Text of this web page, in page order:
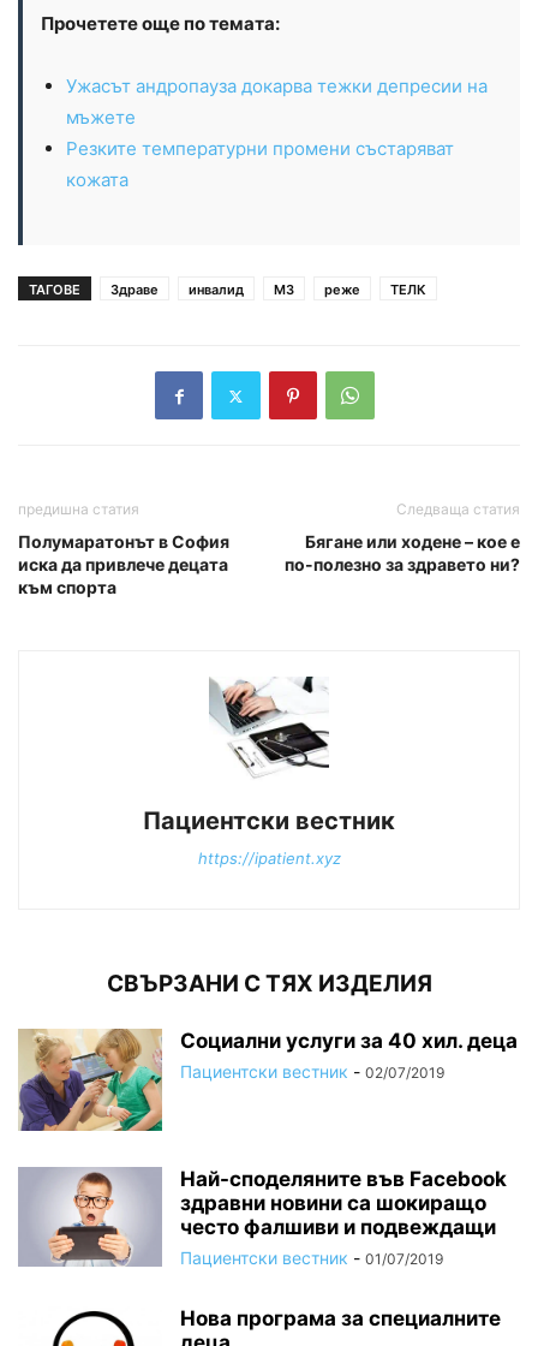
Прочетете още по темата:
Ужасът андропауза докарва тежки депресии на
мъжете
Резките температурни промени състаряват
кожата
ТАГОВЕ Здраве инвалид МЗ реже ТЕЛК
предишна статия
Полумаратонът в София
иска да привлече децата
към спорта
Следваща статия
Бягане или ходене – кое е
по-полезно за здравето ни?
Пациентски вестник
https://ipatient.xyz
СВЪРЗАНИ С ТЯХ ИЗДЕЛИЯ
Социални услуги за 40 хил. деца
Пациентски вестник - 02/07/2019
Най-споделяните във Facebook
здравни новини са шокиращо
често фалшиви и подвеждащи
Пациентски вестник - 01/07/2019
Нова програма за специалните